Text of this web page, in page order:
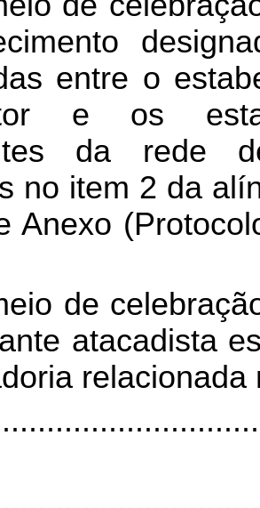
entre o
e os
da rede
no item 2 da
Anexo
de
atacadista